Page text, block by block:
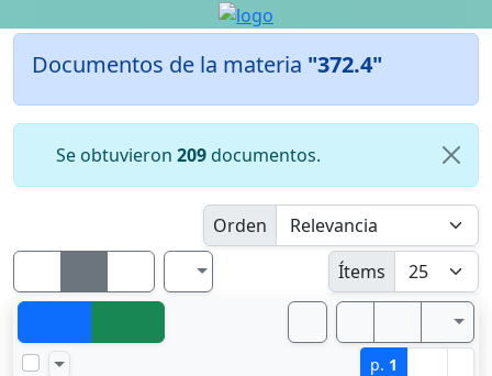
Documentos de la materia "372.4"
Se obtuvieron 209documentos.
Orden
Ítems
p. 1